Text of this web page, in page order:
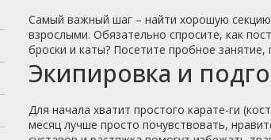
Самый важный шаг – найти хорошую
взрослыми. Обязательно спросите, как
броски и каты? Посетите пробное
Экипировка и
Для начала хватит простого карате-ги
месяц лучше просто почувствовать,